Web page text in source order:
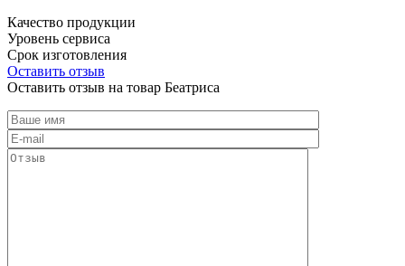
Качество продукции
Уровень сервиса
Срок изготовления
Оставить отзыв
Оставить отзыв на товар Беатриса